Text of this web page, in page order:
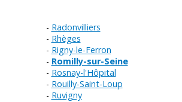
Radonvilliers
Rhèges
Rigny-le-Ferron
Romilly-sur-Seine
Rosnay-l'Hôpital
Rouilly-Saint-Loup
Ruvigny